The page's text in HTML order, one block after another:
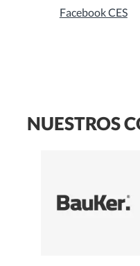
Facebook CES
NUESTROS